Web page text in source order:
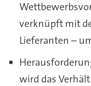
verknüpft mit
Lieferanten –
wird das